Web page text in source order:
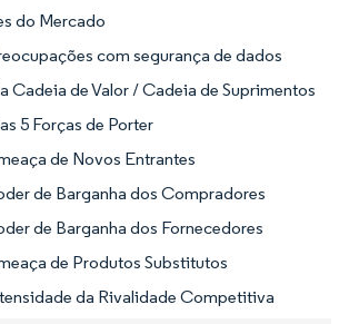
do Mercado
com segurança de dados
Cadeia de Valor / Cadeia de Suprimentos
5 Forças de Porter
de Novos Entrantes
de Barganha dos Compradores
de Barganha dos Fornecedores
de Produtos Substitutos
da Rivalidade Competitiva